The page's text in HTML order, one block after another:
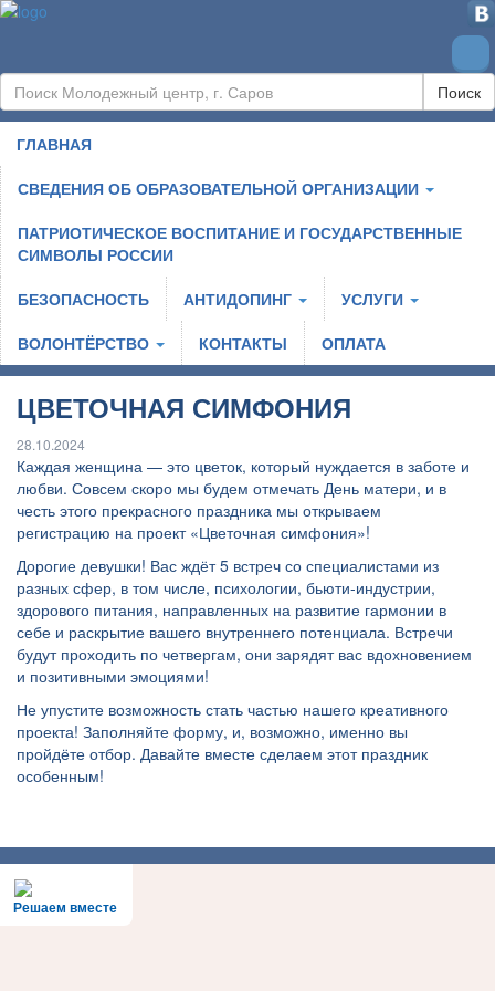
Поиск
ГЛАВНАЯ
СВЕДЕНИЯ ОБ ОБРАЗОВАТЕЛЬНОЙ ОРГАНИЗАЦИИ
ПАТРИОТИЧЕСКОЕ ВОСПИТАНИЕ И ГОСУДАРСТВЕННЫЕ
СИМВОЛЫ РОССИИ
БЕЗОПАСНОСТЬ
АНТИДОПИНГ
УСЛУГИ
ВОЛОНТЁРСТВО
КОНТАКТЫ ОПЛАТА
ЦВЕТОЧНАЯ СИМФОНИЯ
28.10.2024
Каждая женщина — это цветок, который нуждается в заботе и
любви. Совсем скоро мы будем отмечать День матери, и в
честь этого прекрасного праздника мы открываем
регистрацию на проект «Цветочная симфония»!
Дорогие девушки! Вас ждёт 5 встреч со специалистами из
разных сфер, в том числе, психологии, бьюти-индустрии,
здорового питания, направленных на развитие гармонии в
себе и раскрытие вашего внутреннего потенциала. Встречи
будут проходить по четвергам, они зарядят вас вдохновением
и позитивными эмоциями!
Не упустите возможность стать частью нашего креативного
проекта! Заполняйте форму, и, возможно, именно вы
пройдёте отбор. Давайте вместе сделаем этот праздник
особенным!
Решаем вместе